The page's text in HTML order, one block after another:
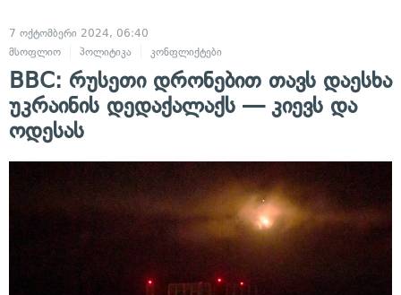
7 ოქტომბერი 2024, 06:40
მსოფლიო
პოლიტიკა კონფლიქტები
BBC: რუსეთი დრონებით თავს დაესხა
უკრაინის დედაქალაქს — კიევს და
ოდესას